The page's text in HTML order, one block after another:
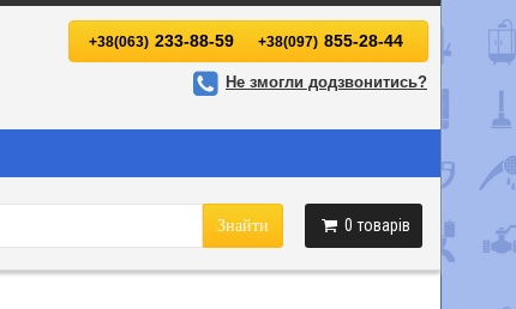
+38(063) 233-88-59 +38(097) 855-28-44
Не змогли додзвонитись?
0 товарів
Знайти